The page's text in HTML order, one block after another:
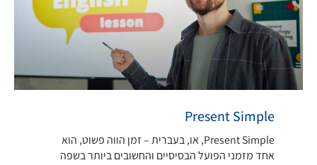
Present Simple
Present Simple, או, בעברית – זמן הווה פשוט, הוא
אחד מזמני הפועל הבסיסיים והחשובים ביותר בשפה